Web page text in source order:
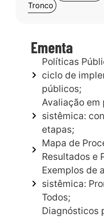
Tronco
Ementa
Políticas
ciclo de
públicos;
Avaliação
sistêmica:
etapas;
Mapa de
Resultados e
Exemplos de
sistêmica:
Todos;
Diagnósticos